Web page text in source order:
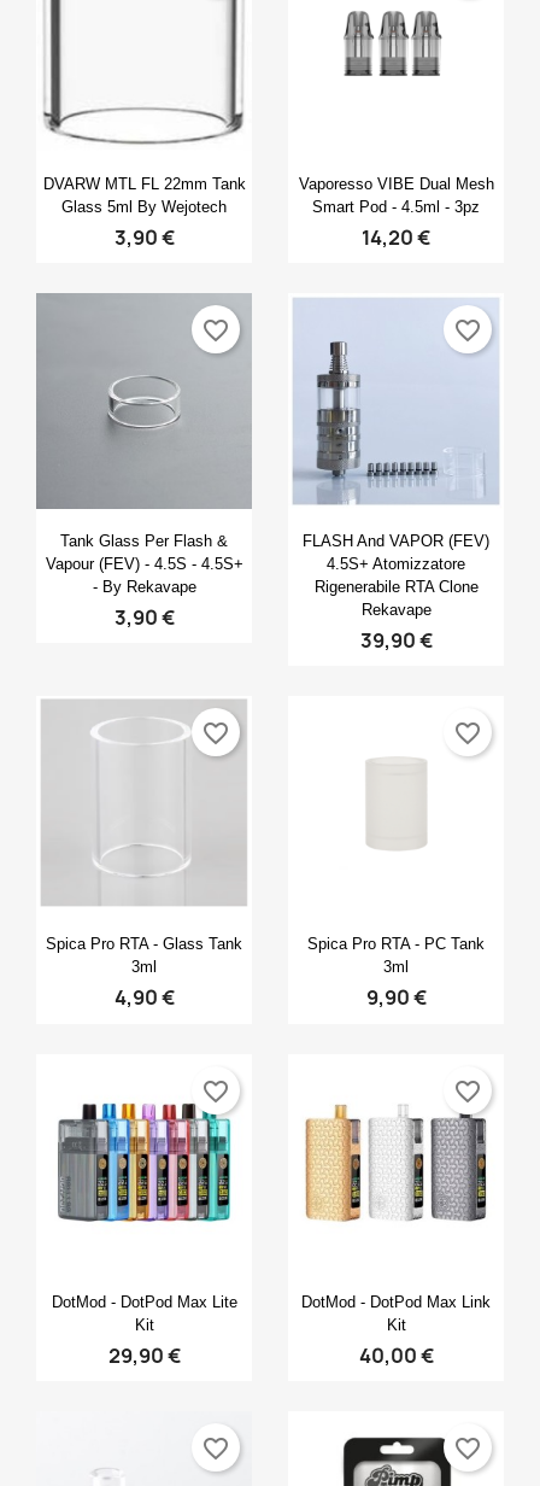
Anteprima
DVARW MTL FL 22mm Tank
Glass 5ml By Wejotech
3,90 €
Anteprima
Vaporesso VIBE Dual Mesh
Smart Pod - 4.5ml - 3pz
14,20 €
Anteprima
Tank Glass Per Flash &
Vapour (FEV) - 4.5S - 4.5S+
- By Rekavape
3,90 €
favorite_border
Anteprima
FLASH And VAPOR (FEV)
4.5S+ Atomizzatore
Rigenerabile RTA Clone
Rekavape
39,90 €
favorite_border
Anteprima
Spica Pro RTA - Glass Tank
3ml
4,90 €
favorite_border
Anteprima
Spica Pro RTA - PC Tank
3ml
9,90 €
favorite_border
 Anteprima
DotMod - DotPod Max Lite
Kit
29,90 €
favorite_border
 Anteprima
DotMod - DotPod Max Link
Kit
40,00 €
favorite_border
favorite_border favorite_border